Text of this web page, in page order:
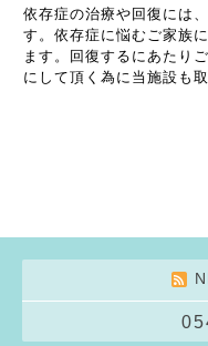
依存症の治療や回復には
す。依存症に悩むご家族
ます。回復するにあたり
にして頂く為に当施設も